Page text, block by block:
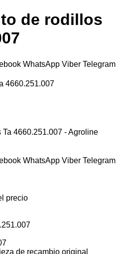
de rodillos
WhatsApp Viber Telegram
4660.251.007
WhatsApp Viber Telegram
precio
de recambio original